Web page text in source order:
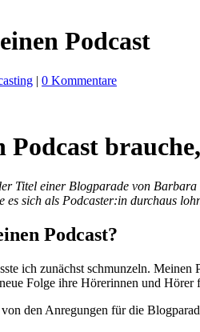
Podcast
| 0 Kommentare
Titel einer Blogparade von
es sich als Podcaster:in durchaus
Podcast?
ich zunächst schmunzeln.
Folge ihre Hörerinnen und Hörer
den Anregungen für die